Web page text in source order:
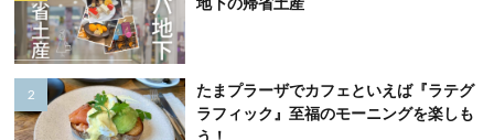
たまプラーザでカフェといえば『ラテグ
ラフィック』至福のモーニングを楽しも
う！